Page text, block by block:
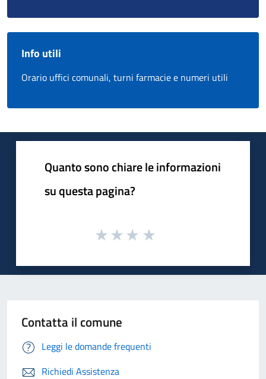
Info utili
Orario uffici comunali, turni farmacie e numeri utili
Quanto sono chiare le informazioni
su questa pagina?
Contatta il comune
Leggi le domande frequenti
Richiedi Assistenza